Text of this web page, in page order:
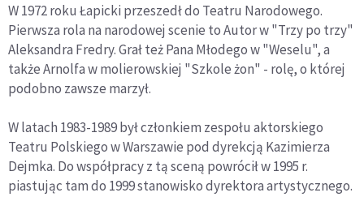
W 1972 roku Łapicki przeszedł do Teatru Narodowego.
Pierwsza rola na narodowej scenie to Autor w "Trzy po trzy"
Aleksandra Fredry. Grał też Pana Młodego w "Weselu", a
także Arnolfa w molierowskiej "Szkole żon" - rolę, o której
podobno zawsze marzył.
W latach 1983-1989 był członkiem zespołu aktorskiego
Teatru Polskiego w Warszawie pod dyrekcją Kazimierza
Dejmka. Do współpracy z tą sceną powrócił w 1995 r.
piastując tam do 1999 stanowisko dyrektora artystycznego.